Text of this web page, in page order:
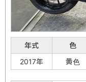
年式 色
2017年
黄色